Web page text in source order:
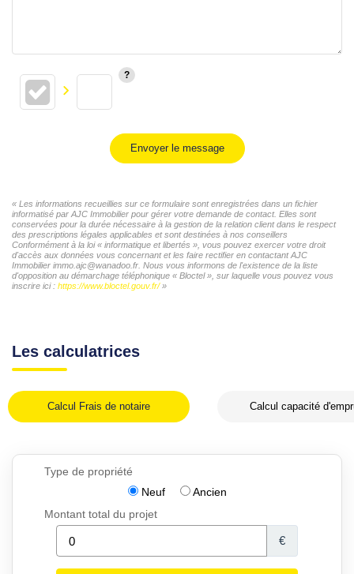
Envoyer le message
« Les informations recueillies sur ce formulaire sont enregistrées dans un fichier
informatisé par AJC Immobilier pour gérer votre demande de contact. Elles sont
conservées pour la durée nécessaire à la gestion de la relation client dans le respect
des prescriptions légales applicables et sont destinées à nos conseillers
Conformément à la loi « informatique et libertés », vous pouvez exercer votre droit
d'accès aux données vous concernant et les faire rectifier en contactant AJC
Immobilier immo.ajc@wanadoo.fr. Nous vous informons de l'existence de la liste
d'opposition au démarchage téléphonique « Bloctel », sur laquelle vous pouvez vous
inscrire ici : https://www.bloctel.gouv.fr/»
Les calculatrices
Calcul Frais de notaire Calcul capacité